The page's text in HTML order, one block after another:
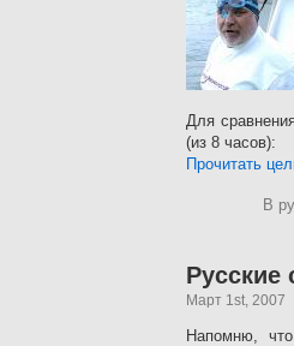
Для
(из 8 часов):
Прочитать
В
Март 1st, 2007
Напомню,